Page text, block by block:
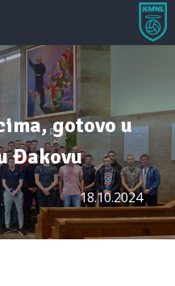
gotovo u
Đakovu
18.10.2024